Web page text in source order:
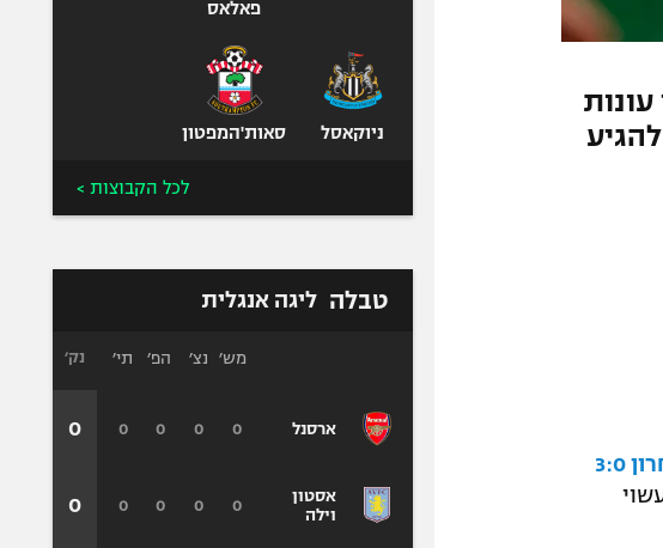
על פי דיווחים באנגליה, הקשר השוויצרי יעזוב את ארסנל אחרי 7 עונות
הפסידה במחזור האחרון 3:0
פאלאס
ניוקאסל סאות'המפטון
לכל הקבוצות >
טבלה ליגה אנגלית
ארסנל
אסטון
וילה
מש׳ נצ׳ הפ׳ תי׳
0
0
0
0
0
0
0
0
נק׳
0
0